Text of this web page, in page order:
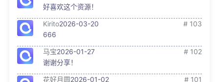
好喜欢这个资源！
Kirito2026-03-20
# 103
666
马宝2026-01-27
# 102
谢谢分享！
花好月圆2026-01-02
# 101